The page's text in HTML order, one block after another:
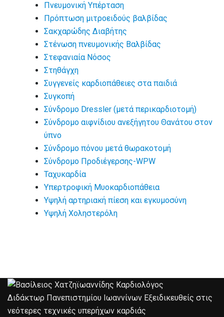
Πνευμονική Υπέρταση
Πρόπτωση μιτροειδούς βαλβίδας
Σακχαρώδης Διαβήτης
Στένωση πνευμονικής Βαλβίδας
Στεφανιαία Νόσος
Στηθάγχη
Συγγενείς καρδιοπάθειες στα παιδιά
Συγκοπή
Σύνδρομο Dressler (μετά περικαρδιοτομή)
Σύνδρομο αιφνίδιου ανεξήγητου Θανάτου στον
ύπνο
Σύνδρομο πόνου μετά θωρακοτομή
Σύνδρομο Προδιέγερσης-WPW
Ταχυκαρδία
Υπερτροφική Μυοκαρδιοπάθεια
Υψηλή αρτηριακή πίεση και εγκυμοσύνη
Υψηλή Χοληστερόλη
Διδάκτωρ Πανεπιστημίου Ιωαννίνων Εξειδικευθείς στις
νεότερες τεχνικές υπερήχων καρδιάς